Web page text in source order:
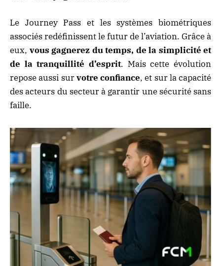
Le Journey Pass et les systèmes biométriques
associés redéfinissent le futur de l’aviation. Grâce à
eux, vous gagnerez du temps, de la simplicité et
de la tranquillité d’esprit. Mais cette évolution
repose aussi survotre confiance, et sur la capacité
des acteurs du secteur à garantir une sécurité sans
faille.